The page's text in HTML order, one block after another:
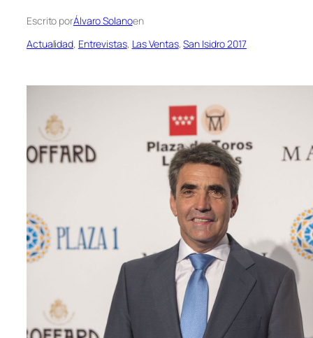
Escrito porÁlvaro Solanoen
Actualidad, Entrevistas, Las Ventas, San Isidro 2017